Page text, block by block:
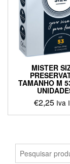
MISTER
TAMANHO M
€2,25 Iva
por: